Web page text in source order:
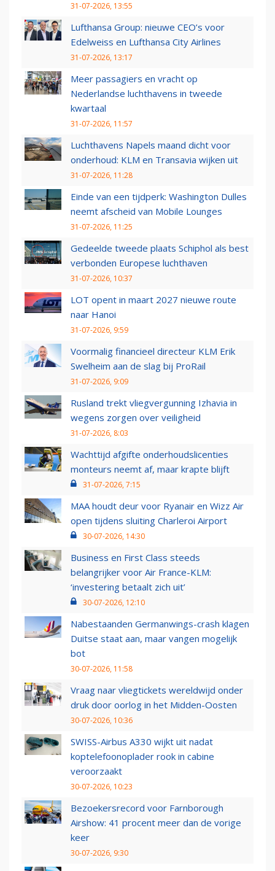
31-07-2026, 13:55
Lufthansa Group: nieuwe CEO’s voor
Edelweiss en Lufthansa City Airlines
31-07-2026, 13:17
Meer passagiers en vracht op
Nederlandse luchthavens in tweede
kwartaal
31-07-2026, 11:57
Luchthavens Napels maand dicht voor
onderhoud: KLM en Transavia wijken uit
31-07-2026, 11:28
Einde van een tijdperk: Washington Dulles
neemt afscheid van Mobile Lounges
31-07-2026, 11:25
Gedeelde tweede plaats Schiphol als best
verbonden Europese luchthaven
31-07-2026, 10:37
LOT opent in maart 2027 nieuwe route
naar Hanoi
31-07-2026, 9:59
Voormalig financieel directeur KLM Erik
Swelheim aan de slag bij ProRail
31-07-2026, 9:09
Rusland trekt vliegvergunning Izhavia in
wegens zorgen over veiligheid
31-07-2026, 8:03
Wachttijd afgifte onderhoudslicenties
monteurs neemt af, maar krapte blijft
31-07-2026, 7:15
MAA houdt deur voor Ryanair en Wizz Air
open tijdens sluiting Charleroi Airport
30-07-2026, 14:30
Business en First Class steeds
belangrijker voor Air France-KLM:
‘investering betaalt zich uit’
30-07-2026, 12:10
Nabestaanden Germanwings-crash klagen
Duitse staat aan, maar vangen mogelijk
bot
30-07-2026, 11:58
Vraag naar vliegtickets wereldwijd onder
druk door oorlog in het Midden-Oosten
30-07-2026, 10:36
SWISS-Airbus A330 wijkt uit nadat
koptelefoonoplader rook in cabine
veroorzaakt
30-07-2026, 10:23
Bezoekersrecord voor Farnborough
Airshow: 41 procent meer dan de vorige
keer
30-07-2026, 9:30